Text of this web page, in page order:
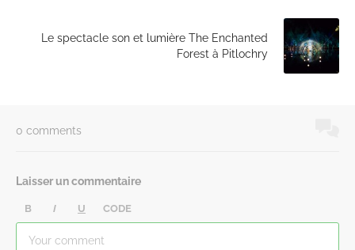
Le spectacle son et lumière The Enchanted
Forest à Pitlochry
0 comments
Laisser un commentaire
B I U CODE